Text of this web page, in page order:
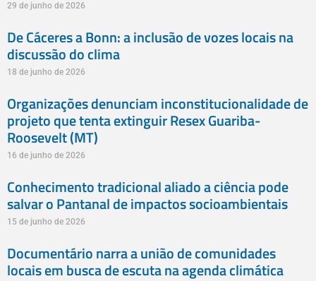
29 de junho de 2026
De Cáceres a Bonn: a inclusão de vozes locais na
discussão do clima
18 de junho de 2026
Organizações denunciam inconstitucionalidade de
projeto que tenta extinguir Resex Guariba-
Roosevelt (MT)
16 de junho de 2026
Conhecimento tradicional aliado a ciência pode
salvar o Pantanal de impactos socioambientais
15 de junho de 2026
Documentário narra a união de comunidades
locais em busca de escuta na agenda climática